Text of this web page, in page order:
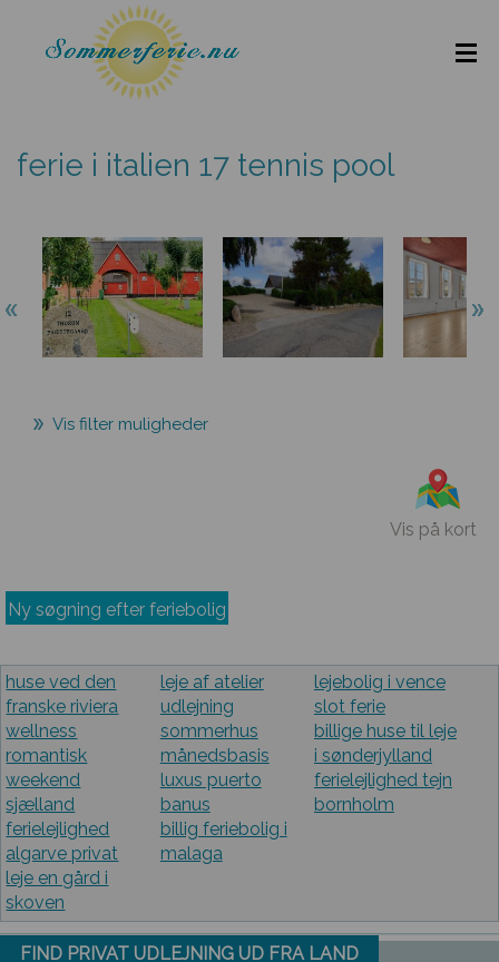
ferie i italien 17 tennis pool
Vis filter muligheder
Vis på kort
Ny søgning efter feriebolig
huse ved den
franske riviera
wellness
romantisk
weekend
sjælland
ferielejlighed
algarve privat
leje en gård i
skoven
leje af atelier
udlejning
sommerhus
månedsbasis
luxus puerto
banus
billig feriebolig i
malaga
lejebolig i vence
slot ferie
billige huse til leje
i sønderjylland
ferielejlighed tejn
bornholm
FIND PRIVAT UDLEJNING UD FRA LAND